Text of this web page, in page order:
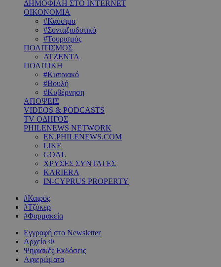
ΔΗΜΟΦΙΛΗ ΣΤΟ INTERNET
ΟΙΚΟΝΟΜΙΑ
#Καύσιμα
#Συνταξιοδοτικό
#Τουρισμός
ΠΟΛΙΤΙΣΜΟΣ
ΑΤΖΕΝΤΑ
ΠΟΛΙΤΙΚΗ
#Κυπριακό
#Βουλή
#Κυβέρνηση
ΑΠΟΨΕΙΣ
VIDEOS & PODCASTS
TV ΟΔΗΓΟΣ
PHILENEWS NETWORK
EN.PHILENEWS.COM
LIKE
GOAL
ΧΡΥΣΕΣ ΣΥΝΤΑΓΕΣ
KARIERA
IN-CYPRUS PROPERTY
#Καιρός
#Τζόκερ
#Φαρμακεία
Εγγραφή στο Newsletter
Αρχείο Φ
Ψηφιακές Εκδόσεις
Αφιερώματα